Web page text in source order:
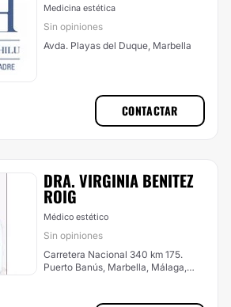
Medicina estética
Sin opiniones
Avda. Playas del Duque, Marbella
CONTACTAR
DRA. VIRGINIA BENITEZ
ROIG
Médico estético
Sin opiniones
Carretera Nacional 340 km 175.
Puerto Banús, Marbella, Málaga,